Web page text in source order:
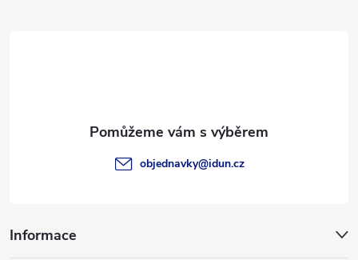
Informace
objednavky@idun.cz